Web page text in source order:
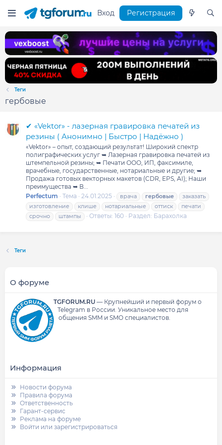
Вход Регистрация
Теги
гербовые
✔ «Vektor» - лазерная гравировка печатей из
резины ( Анонимно | Быстро | Надёжно )
«Vektor» – опыт, создающий результат! Широкий спектр
полиграфических услуг ➥ Лазерная гравировка печатей из
штемпельной резины; ➥ Печати ООО, ИП, факсимиле,
врачебные, государственные, нотариальные и другие; ➥
Продажа готовых векторных макетов (CDR, EPS, AI); Наши
преимущества ➥ В...
Perfectum
Тема 24.01.2025 врача гербовые
заказать
изготовление
клише нотариальные оттиск
печати
срочно
штампы Ответы: 160 Раздел: Барахолка
Теги
О форуме
TGFORUM.RU— Крупнейший и первый форум о
Telegram в России. Уникальное место для
общения SMM и SMO специалистов.
Информация
Новости форума
Правила форума
Ответственность
Гарант-сервис
Реклама на форуме
Войти или зарегистрироваться